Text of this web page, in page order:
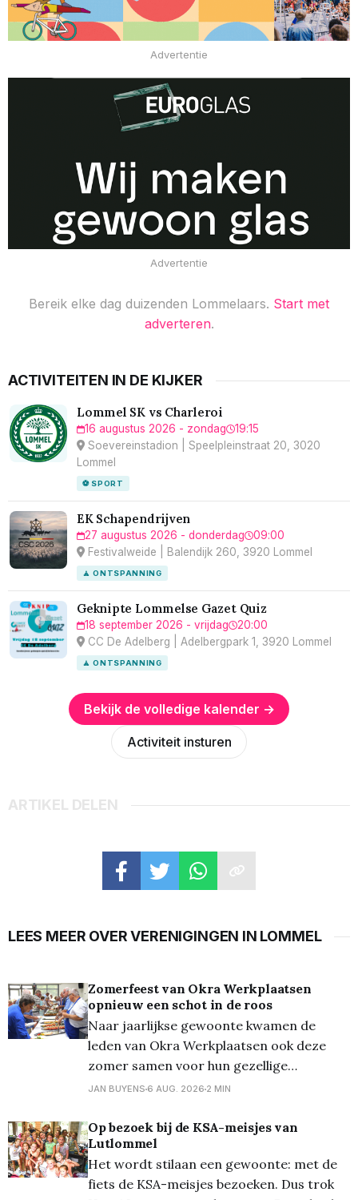
Advertentie
Advertentie
Bereik elke dag duizenden Lommelaars. Start met
adverteren.
ACTIVITEITEN IN DE KIJKER
Lommel SK vs Charleroi
16 augustus 2026 - zondag
19:15
Soevereinstadion | Speelpleinstraat 20, 3020
Lommel
⚽ SPORT
EK Schapendrijven
27 augustus 2026 - donderdag
09:00
Festivalweide | Balendijk 260, 3920 Lommel
🧘 ONTSPANNING
Geknipte Lommelse Gazet Quiz
18 september 2026 - vrijdag
20:00
CC De Adelberg | Adelbergpark 1, 3920 Lommel
🧘 ONTSPANNING
Bekijk de volledige kalender →
Activiteit insturen
ARTIKEL DELEN
LEES MEER OVER VERENIGINGEN IN LOMMEL
Zomerfeest van Okra Werkplaatsen
opnieuw een schot in de roos
Naar jaarlijkse gewoonte kwamen de
leden van Okra Werkplaatsen ook deze
zomer samen voor hun gezellige
zomerfeest. De belangstelling was
tekenden present voor een namiddag vol
ontmoeting, gezelligheid en lekker eten.
Dit jaar werd gekozen voor een andere
formule. In plaats van de traditionele
JAN BUYENS 6 AUG. 2026 2 MIN
Op bezoek bij de KSA-meisjes van
Lutlommel
Het wordt stilaan een gewoonte: met de
fiets de KSA-meisjes bezoeken. Dus trok